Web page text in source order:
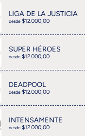
LIGA DE LA JUSTICIA
desde $12.000,00
SUPER HÉROES
desde $12.000,00
DEADPOOL
desde $12.000,00
INTENSAMENTE
desde $12.000,00